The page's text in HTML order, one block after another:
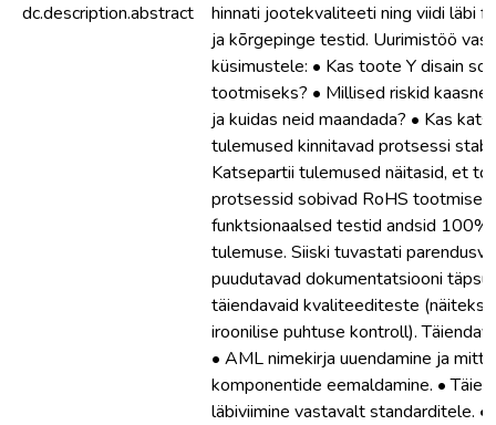
dc.description.abstract
hinnati jootekvaliteeti ning viidi läbi
ja kõrgepinge testid. Uurimistöö
küsimustele: • Kas toote Y disain
tootmiseks? • Millised riskid
ja kuidas neid maandada? • Kas
tulemused kinnitavad protsessi
Katsepartii tulemused näitasid, et
protsessid sobivad RoHS
funktsionaalsed testid andsid 100%
tulemuse. Siiski tuvastati
puudutavad dokumentatsiooni
täiendavaid kvaliteediteste (näiteks
iroonilise puhtuse kontroll).
• AML nimekirja uuendamine ja
komponentide eemaldamine. •
läbiviimine vastavalt standarditele. •